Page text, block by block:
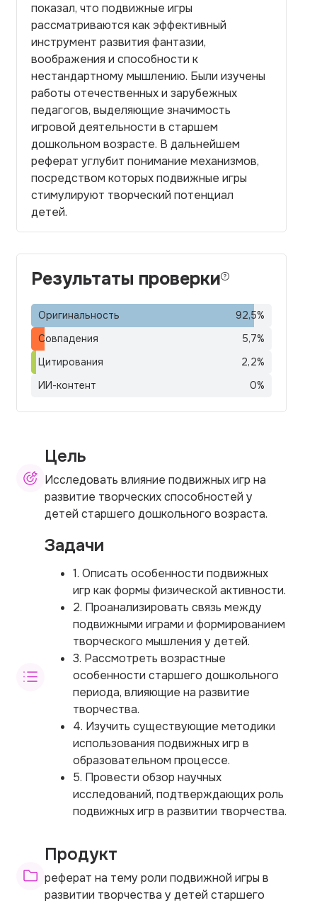
показал, что подвижные игры
рассматриваются как эффективный
инструмент развития фантазии,
воображения и способности к
нестандартному мышлению. Были изучены
работы отечественных и зарубежных
педагогов, выделяющие значимость
игровой деятельности в старшем
дошкольном возрасте. В дальнейшем
реферат углубит понимание механизмов,
посредством которых подвижные игры
стимулируют творческий потенциал
детей.
Результаты проверки
Оригинальность 92,5%
Совпадения
5,7%
Цитирования
2,2%
ИИ-контент
0%
Цель
Исследовать влияние подвижных игр на
развитие творческих способностей у
детей старшего дошкольного возраста.
Задачи
1. Описать особенности подвижных
игр как формы физической активности.
2. Проанализировать связь между
подвижными играми и формированием
творческого мышления у детей.
3. Рассмотреть возрастные
особенности старшего дошкольного
периода, влияющие на развитие
творчества.
4. Изучить существующие методики
использования подвижных игр в
образовательном процессе.
5. Провести обзор научных
исследований, подтверждающих роль
подвижных игр в развитии творчества.
Продукт
реферат на тему роли подвижной игры в
развитии творчества у детей старшего